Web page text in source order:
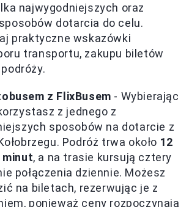
najwygodniejszych oraz
dotarcia do celu.
praktyczne wskazówki
transportu, zakupu biletów
z FlixBusem - Wybierając
z jednego z
sposobów na dotarcie z
Podróż trwa około 12
minut, a na trasie kursują cztery
połączenia dziennie. Możesz
na biletach, rezerwując je z
ponieważ ceny rozpoczynają